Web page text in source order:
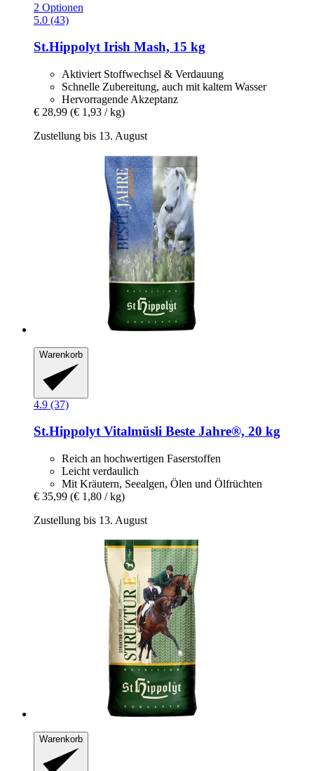
2 Optionen
5.0 (43)
St.HippolytIrish Mash, 15 kg
Aktiviert Stoffwechsel & Verdauung
Schnelle Zubereitung, auch mit kaltem Wasser
Hervorragende Akzeptanz
€ 28,99 (€ 1,93 / kg)
Zustellung bis 13. August
Warenkorb
4.9 (37)
St.HippolytVitalmüsli Beste Jahre®, 20 kg
Reich an hochwertigen Faserstoffen
Leicht verdaulich
Mit Kräutern, Seealgen, Ölen und Ölfrüchten
€ 35,99 (€ 1,80 / kg)
Zustellung bis 13. August
Warenkorb